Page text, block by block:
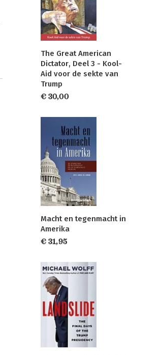
The Great American
Dictator, Deel 3 - Kool-
Aid voor de sekte van
Trump
€ 30,00
Macht en tegenmacht in
Amerika
€ 31,95